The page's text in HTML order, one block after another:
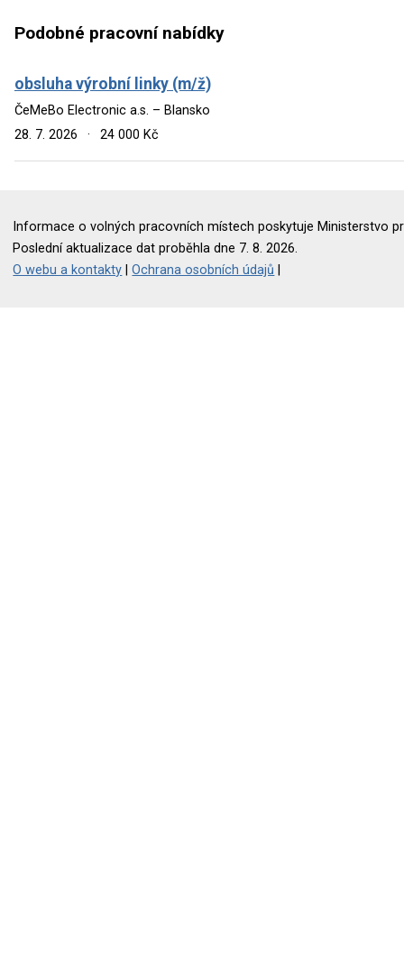
Podobné pracovní nabídky
obsluha výrobní linky (m/ž)
ČeMeBo Electronic a.s. – Blansko
28. 7. 2026
· 24 000 Kč
Informace o volných pracovních místech poskytuje Ministerstvo
Poslední aktualizace dat proběhla dne 7. 8. 2026.
O webu a kontakty |Ochrana osobních údajů